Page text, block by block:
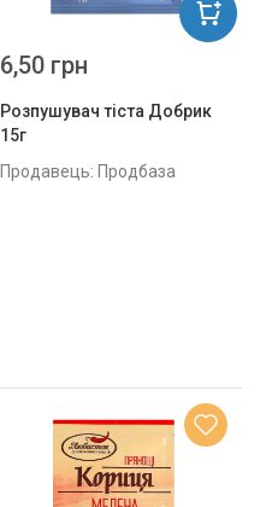
Розпушувач тіста Добрик
15г
Продавець: Продбаза
6,50 грн